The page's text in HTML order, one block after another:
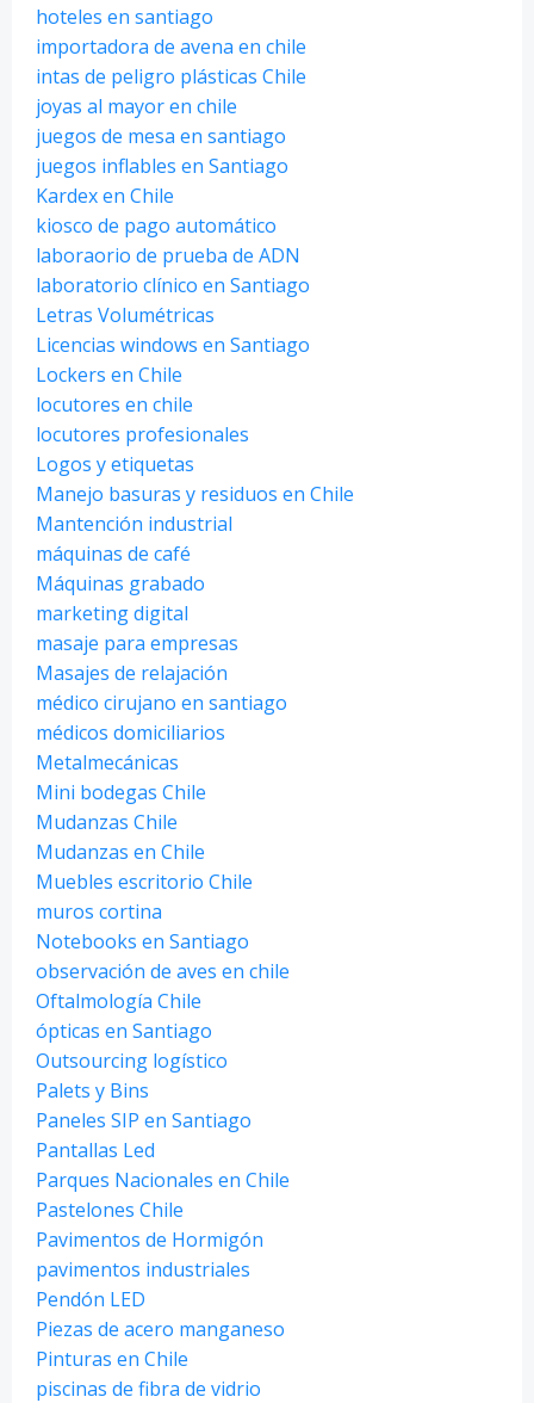
hoteles en santiago
importadora de avena en chile
intas de peligro plásticas Chile
joyas al mayor en chile
juegos de mesa en santiago
juegos inflables en Santiago
Kardex en Chile
kiosco de pago automático
laboraorio de prueba de ADN
laboratorio clínico en Santiago
Letras Volumétricas
Licencias windows en Santiago
Lockers en Chile
locutores en chile
locutores profesionales
Logos y etiquetas
Manejo basuras y residuos en Chile
Mantención industrial
máquinas de café
Máquinas grabado
marketing digital
masaje para empresas
Masajes de relajación
médico cirujano en santiago
médicos domiciliarios
Metalmecánicas
Mini bodegas Chile
Mudanzas Chile
Mudanzas en Chile
Muebles escritorio Chile
muros cortina
Notebooks en Santiago
observación de aves en chile
Oftalmología Chile
ópticas en Santiago
Outsourcing logístico
Palets y Bins
Paneles SIP en Santiago
Pantallas Led
Parques Nacionales en Chile
Pastelones Chile
Pavimentos de Hormigón
pavimentos industriales
Pendón LED
Piezas de acero manganeso
Pinturas en Chile
piscinas de fibra de vidrio